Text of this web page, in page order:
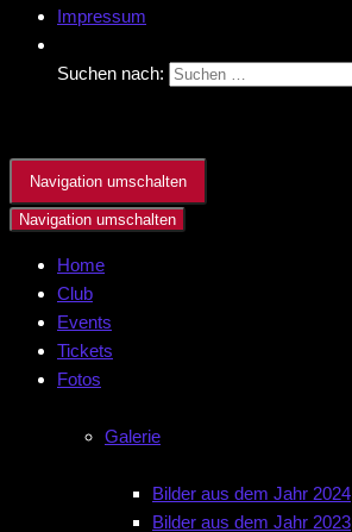
Impressum
Suchen nach:
Navigation umschalten
Navigation umschalten
Home
Club
Events
Tickets
Fotos
Galerie
Bilder aus dem Jahr 2024
Bilder aus dem Jahr 2023